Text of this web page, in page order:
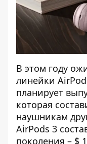
В этом году
линейки
планирует
которая
наушникам
AirPods 3
поколения – $